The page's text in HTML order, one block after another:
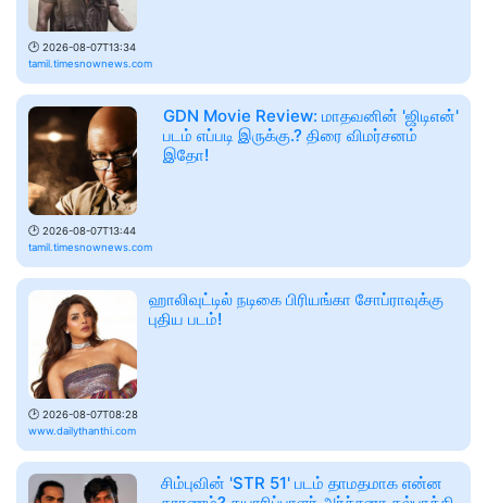
🕑 2026-08-07T13:34
tamil.timesnownews.com
🕑 2026-08-07T13:44
tamil.timesnownews.com
GDN Movie Review: மாதவனின் 'ஜிடிஎன்'
படம் எப்படி இருக்கு.? திரை விமர்சனம்
இதோ!
🕑 2026-08-07T08:28
www.dailythanthi.com
ஹாலிவுட்டில் நடிகை பிரியங்கா சோப்ராவுக்கு
புதிய படம்!
சிம்புவின் 'STR 51' படம் தாமதமாக என்ன